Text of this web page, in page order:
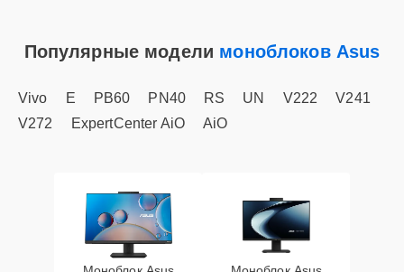
Популярные модели моноблоков Asus
Vivo E PB60 PN40 RS UN V222
V241
V272
ExpertCenter AiO AiO